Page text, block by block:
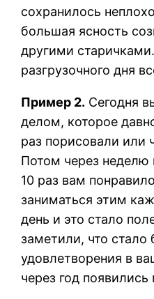
сохранилось
большая ясность
другими
разгрузочного дня
Пример 2. Сегодня
делом, которое
раз порисовали или
Потом через неделю
10 раз вам
заниматься этим
день и это стало
заметили, что
удовлетворения в
через год